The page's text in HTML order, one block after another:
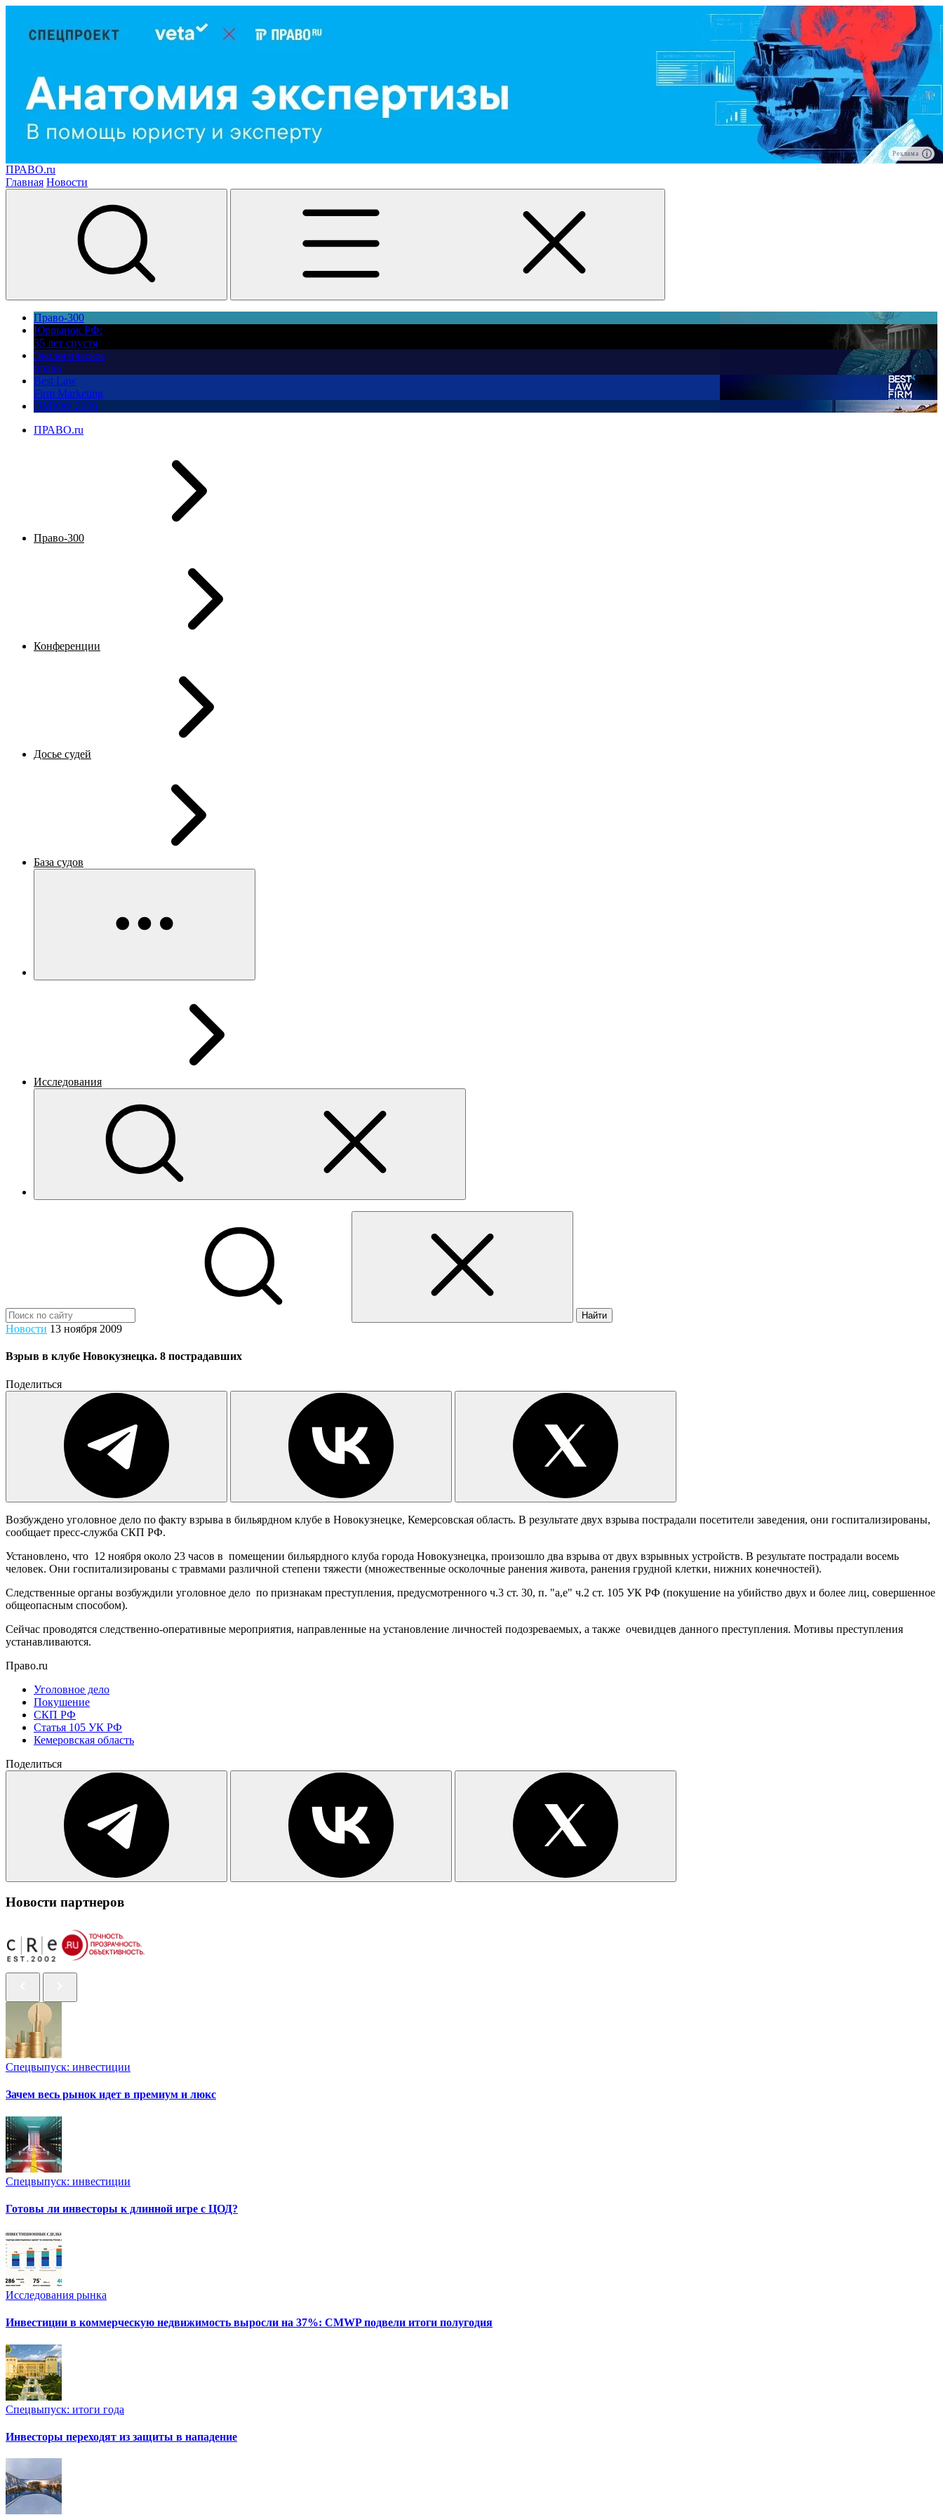
Реклама
ПРАВО.ru
Главная Новости
Право-300
Юррынок РФ:
35 лет спустя
Экологическое
право
Best Law
Firm Marketing
ПМЮФ 2026
ПРАВО.ru
Право-300
Конференции
Досье судей
База судов
Исследования
Найти
Новости 13 ноября 2009
Взрыв в клубе Новокузнецка. 8 пострадавших
Поделиться
Возбуждено уголовное дело по факту взрыва в бильярдном клубе в Новокузнецке, Кемерсовская область. В результате двух взрыва пострадали посетители заведения, они госпитализированы,
сообщает пресс-служба СКП РФ.
Установлено, что 12 ноября около 23 часов в помещении бильярдного клуба города Новокузнецка, произошло два взрыва от двух взрывных устройств. В результате пострадали восемь
человек. Они госпитализированы с травмами различной степени тяжести (множественные осколочные ранения живота, ранения грудной клетки, нижних конечностей).
Следственные органы возбуждили уголовное дело по признакам преступления, предусмотренного ч.3 ст. 30, п. "а,е" ч.2 ст. 105 УК РФ (покушение на убийство двух и более лиц, совершенное
общеопасным способом).
Сейчас проводятся следственно-оперативные мероприятия, направленные на установление личностей подозреваемых, а также очевидцев данного преступления. Мотивы преступления
устанавливаются.
Право.ru
Уголовное дело
Покушение
СКП РФ
Статья 105 УК РФ
Кемеровская область
Поделиться
Новости партнеров
Спецвыпуск: инвестиции
Зачем весь рынок идет в премиум и люкс
Спецвыпуск: инвестиции
Готовы ли инвесторы к длинной игре с ЦОД?
Исследования рынка
Инвестиции в коммерческую недвижимость выросли на 37%: CMWP подвели итоги полугодия
Спецвыпуск: итоги года
Инвесторы переходят из защиты в нападение